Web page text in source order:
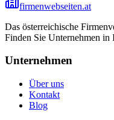
firmenwebseiten.at
Das österreichische
Finden Sie Unternehmen in
Unternehmen
Über uns
Kontakt
Blog